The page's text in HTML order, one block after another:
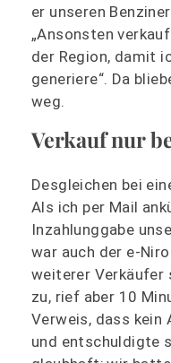
er unseren
„Ansonsten
der Region, damit
generiere“. Da
weg.
Verkauf nur
Desgleichen bei
Als ich per Mail
Inzahlunggabe
war auch der e-
weiterer Verkäufer
zu, rief aber 10
Verweis, dass kein
und entschuldigte